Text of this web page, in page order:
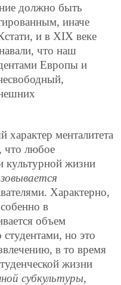
должно быть
иначе
и в XIX веке
что наш
Европы и
характер менталитета
что любое
культурной жизни
Характерно,
в
объем
но это
в то время
жизни
субкультуры,